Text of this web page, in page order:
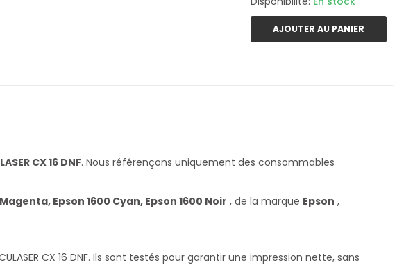
AJOUTER AU PANIER
CX 16 DNF. Nous référençons uniquement des consommables
Epson 1600 Cyan, Epson 1600 Noir , de la marque Epson ,
CX 16 DNF. Ils sont testés pour garantir une impression nette, sans